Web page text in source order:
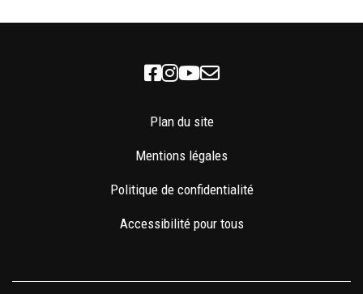
Facebook
Instagram
Youtube
Newsletter
Plan du site
Mentions légales
Politique de confidentialité
Accessibilité pour tous